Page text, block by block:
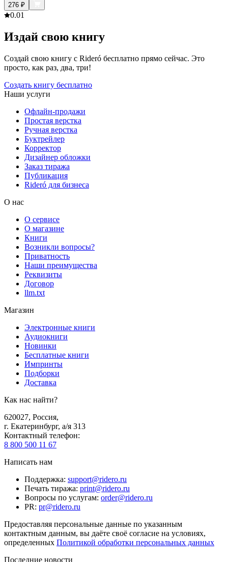
276 ₽
0.01
Издай свою книгу
Создай свою книгу с Rideró бесплатно прямо сейчас. Это
просто, как раз, два, три!
Создать книгу бесплатно
Наши услуги
Офлайн-продажи
Простая верстка
Ручная верстка
Буктрейлер
Корректор
Дизайнер обложки
Заказ тиража
Публикация
Rideró для бизнеса
О нас
О сервисе
О магазине
Книги
Возникли вопросы?
Приватность
Наши преимущества
Реквизиты
Договор
llm.txt
Магазин
Электронные книги
Аудиокниги
Новинки
Бесплатные книги
Импринты
Подборки
Доставка
Как нас найти?
620027, Россия,
г. Екатеринбург, а/я 313
Контактный телефон:
8 800 500 11 67
Написать нам
Поддержка: support@ridero.ru
Печать тиража: print@ridero.ru
Вопросы по услугам: order@ridero.ru
PR: pr@ridero.ru
Предоставляя персональные данные по указанным
контактным данным, вы даёте своё согласие на условиях,
определенных Политикой обработки персональных данных
Последние новости